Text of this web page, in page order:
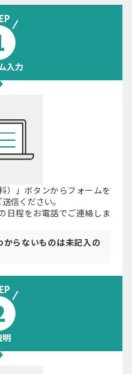
入力
）」ボタンからフォームを
信ください。
日程をお電話でご連絡しま
らないものは未記入の
明